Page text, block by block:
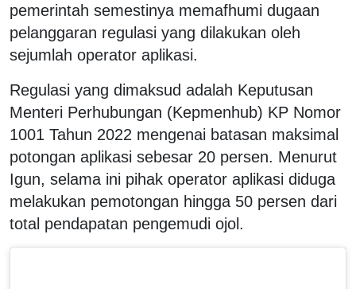
pemerintah semestinya memafhumi dugaan
pelanggaran regulasi yang dilakukan oleh
sejumlah operator aplikasi.
Regulasi yang dimaksud adalah Keputusan
Menteri Perhubungan (Kepmenhub) KP Nomor
1001 Tahun 2022 mengenai batasan maksimal
potongan aplikasi sebesar 20 persen. Menurut
Igun, selama ini pihak operator aplikasi diduga
melakukan pemotongan hingga 50 persen dari
total pendapatan pengemudi ojol.